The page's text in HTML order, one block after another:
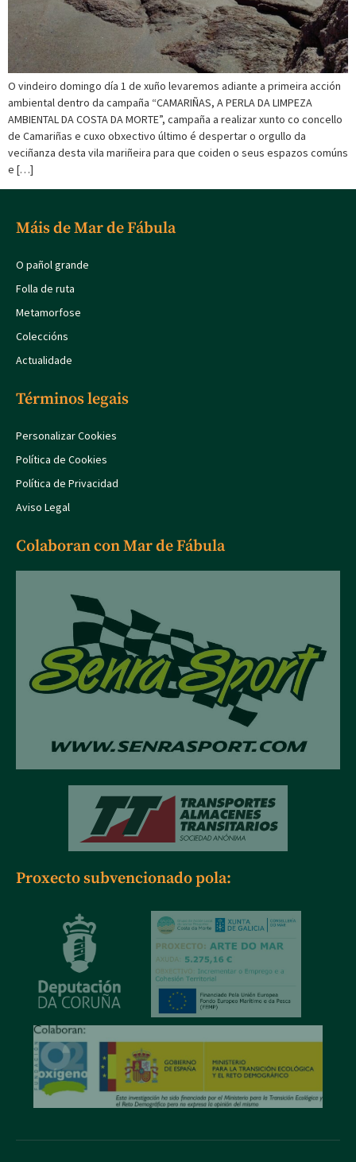
O vindeiro domingo día 1 de xuño levaremos adiante a primeira acción
ambiental dentro da campaña “CAMARIÑAS, A PERLA DA LIMPEZA
AMBIENTAL DA COSTA DA MORTE”, campaña a realizar xunto co concello
de Camariñas e cuxo obxectivo último é despertar o orgullo da
veciñanza desta vila mariñeira para que coiden o seus espazos comúns
e […]
Máis de Mar de Fábula
O pañol grande
Folla de ruta
Metamorfose
Coleccións
Actualidade
Términos legais
Personalizar Cookies
Política de Cookies
Política de Privacidad
Aviso Legal
Colaboran con Mar de Fábula
Proxecto subvencionado pola: